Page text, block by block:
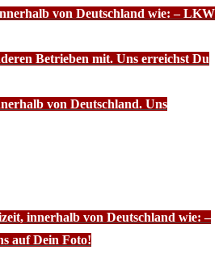
von Deutschland wie: – LKW
Betrieben mit. Uns erreichst Du
von Deutschland. Uns
innerhalb von Deutschland wie: –
auf Dein Foto!